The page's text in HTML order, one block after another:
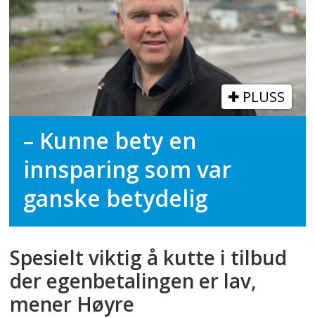
PLUSS
– Kunne bety en
innsparing som var
ganske betydelig
Spesielt viktig å kutte i tilbud
der egenbetalingen er lav,
mener Høyre